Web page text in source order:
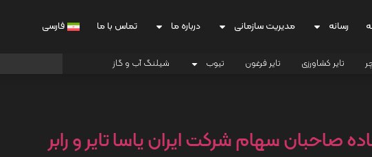
رسانه مدیریت سازمانی درباره ما تماس با ما فارسی
تایر کشاورزی تایر فرغون تیوب شیلنگ آب و گاز
سهام شرکت ایران یاسا تایر و رابر